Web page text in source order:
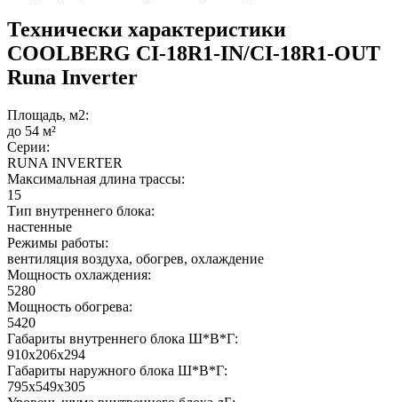
Технически характеристики
COOLBERG CI-18R1-IN/CI-18R1-OUT
Runa Inverter
Площадь, м2:
до 54 м²
Серии:
RUNA INVERTER
Максимальная длина трассы:
15
Тип внутреннего блока:
настенные
Режимы работы:
вентиляция воздуха, обогрев, охлаждение
Мощность охлаждения:
5280
Мощность обогрева:
5420
Габариты внутреннего блока Ш*В*Г:
910x206x294
Габариты наружного блока Ш*В*Г:
795x549x305